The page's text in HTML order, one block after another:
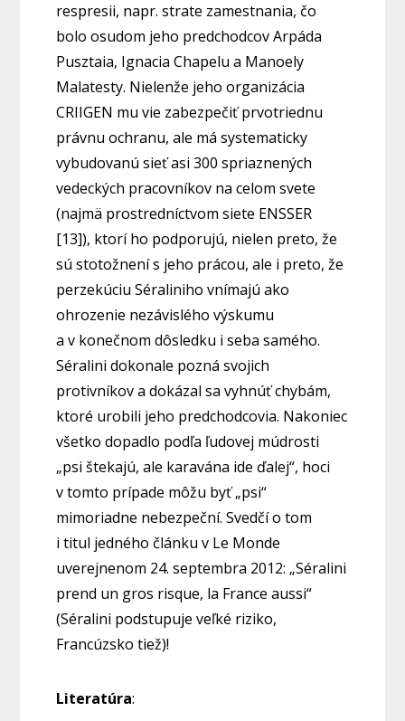
respresii, napr. strate zamestnania, čo
bolo osudom jeho predchodcov Arpáda
Pusztaia, Ignacia Chapelu a Manoely
Malatesty. Nielenže jeho organizácia
CRIIGEN mu vie zabezpečiť prvotriednu
právnu ochranu, ale má systematicky
vybudovanú sieť asi 300 spriaznených
vedeckých pracovníkov na celom svete
(najmä prostredníctvom siete ENSSER
[13]), ktorí ho podporujú, nielen preto, že
sú stotožnení s jeho prácou, ale i preto, že
perzekúciu Séraliniho vnímajú ako
ohrozenie nezávislého výskumu
a v konečnom dôsledku i seba samého.
Séralini dokonale pozná svojich
protivníkov a dokázal sa vyhnúť chybám,
ktoré urobili jeho predchodcovia. Nakoniec
všetko dopadlo podľa ľudovej múdrosti
„psi štekajú, ale karavána ide ďalej“, hoci
v tomto prípade môžu byť „psi“
mimoriadne nebezpeční. Svedčí o tom
i titul jedného článku v Le Monde
uverejnenom 24. septembra 2012: „Séralini
prend un gros risque, la France aussi“
(Séralini podstupuje veľké riziko,
Francúzsko tiež)!
Literatúra: